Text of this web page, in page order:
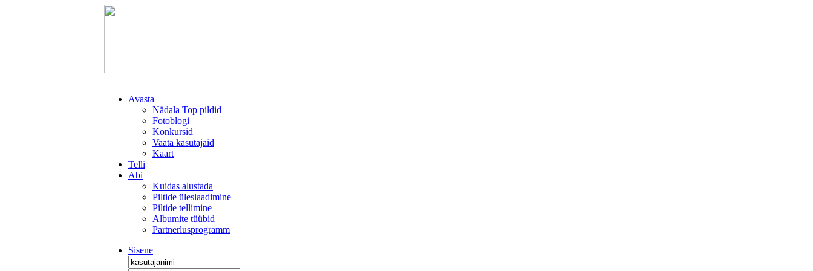
Avasta
Nädala Top pildid
Fotoblogi
Konkursid
Vaata kasutajaid
Kaart
Telli
Abi
Kuidas alustada
Piltide üleslaadimine
Piltide tellimine
Albumite tüübid
Partnerlusprogramm
Sisene